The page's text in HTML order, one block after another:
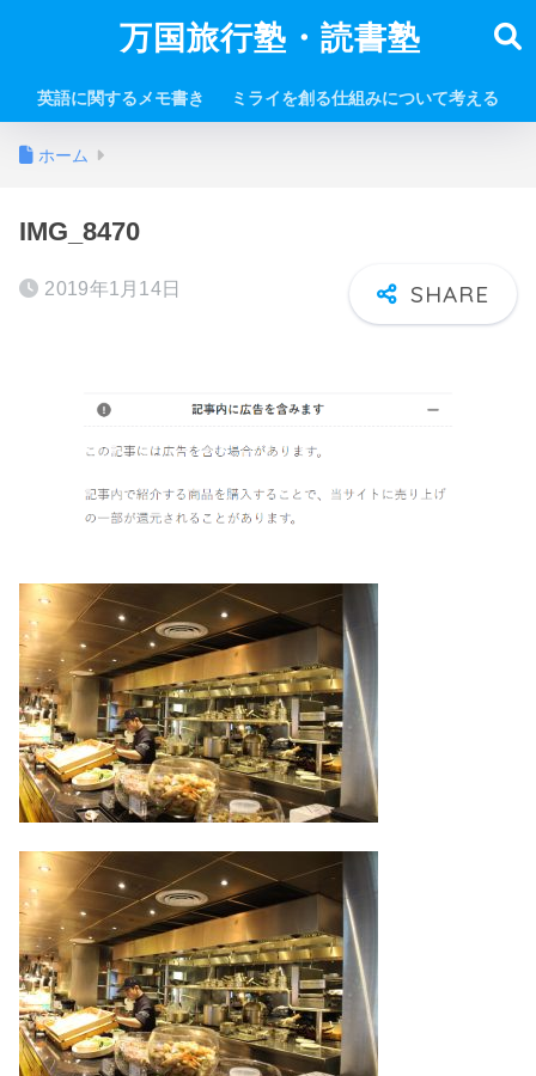
万国旅行塾・読書塾
英語に関するメモ書き ミライを創る仕組みについて考える
ホーム
IMG_8470
2019年1月14日